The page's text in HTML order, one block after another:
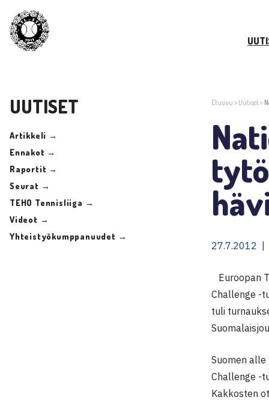
UUTISET
Artikkeli →
Ennakot →
Raportit →
Seurat →
TEHO Tennisliiga →
Videot →
Yhteistyökumppanuudet →
Etusivu > Uutiset>
27.7.2012 |
Euroopan
Challenge -
tuli
Suomen
Challenge -
Kakkosten